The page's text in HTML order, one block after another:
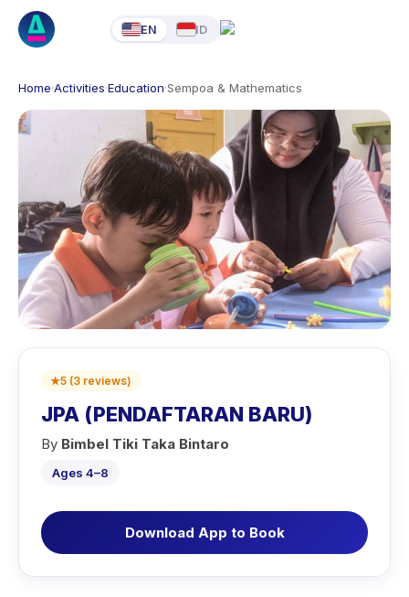
EN ID
Home·Activities·Education·Sempoa & Mathematics
★5 (3 reviews)
JPA (PENDAFTARAN BARU)
By Bimbel Tiki Taka Bintaro
Ages 4–8
Download App to Book